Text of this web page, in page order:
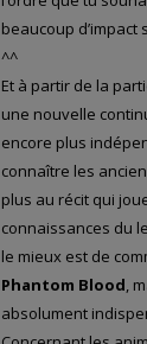
beaucoup
^^
Et à partir de la
une nouvelle
encore plus
connaître les
plus au récit qui
connaissances du
le mieux est de
Phantom Blood,
absolument